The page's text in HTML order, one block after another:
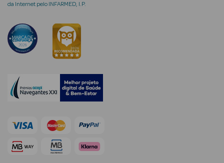
Ver Tudo
Cosmética
Rosto
Hidratantes
Séruns Faciais
Creme de Olhos
Anti-
envelhecimento
da Internet pelo INFARMED, I.P.